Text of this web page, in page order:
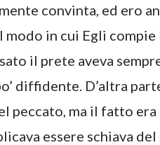
convinta, ed ero
in cui Egli compie
il prete aveva
diffidente. D’altra
peccato, ma il fatto era
essere schiava